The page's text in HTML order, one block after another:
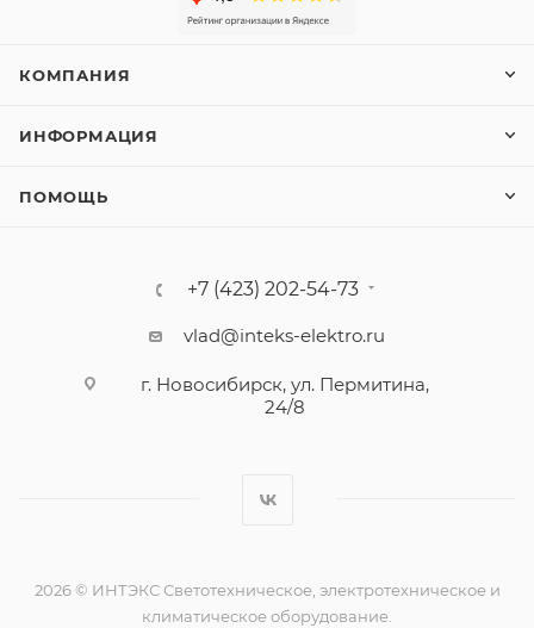
КОМПАНИЯ
ИНФОРМАЦИЯ
ПОМОЩЬ
+7 (423) 202-54-73
vlad@inteks-elektro.ru
г. Новосибирск, ул. Пермитина,
24/8
2026 © ИНТЭКС Светотехническое, электротехническое и
климатическое оборудование.